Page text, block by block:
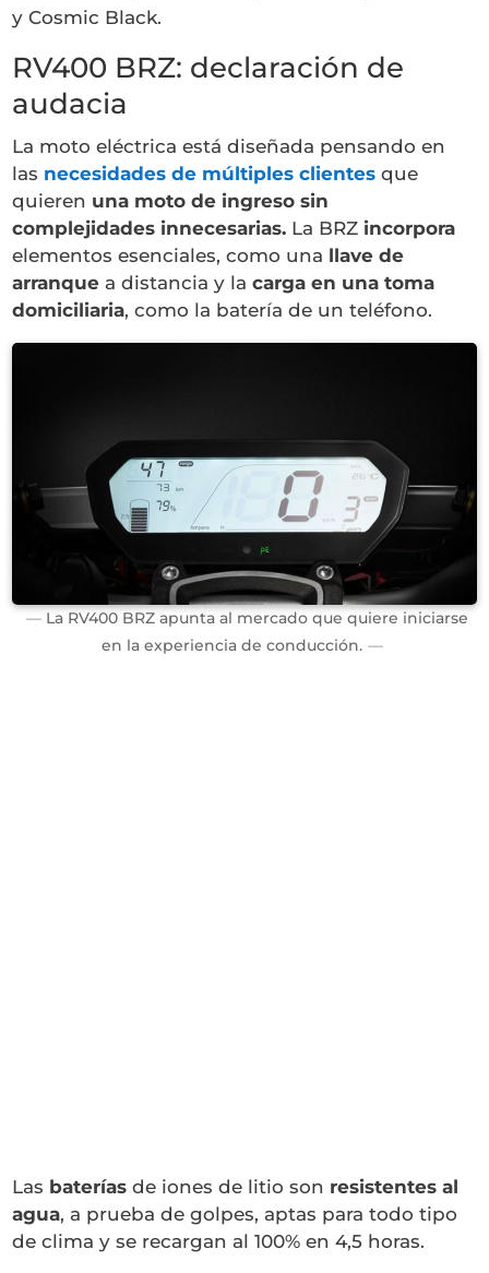
y Cosmic Black.
RV400 BRZ: declaración de
audacia
La moto eléctrica está diseñada pensando en
las necesidades de múltiples clientes que
quieren una moto de ingreso sin
complejidades innecesarias. La BRZ incorpora
elementos esenciales, como una llave de
arranque a distancia y lacarga en una toma
domiciliaria, como la batería de un teléfono.
La RV400 BRZ apunta al mercado que quiere iniciarse
en la experiencia de conducción.
Las baterías de iones de litio son resistentes al
agua, a prueba de golpes, aptas para todo tipo
de clima y se recargan al 100% en 4,5 horas.